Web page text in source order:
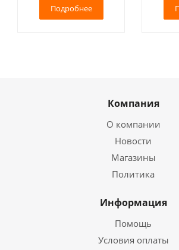
Подробнее
Компания
О компании
Новости
Магазины
Политика
Информация
Помощь
Условия оплаты